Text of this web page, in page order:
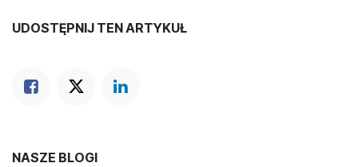
UDOSTĘPNIJ TEN ARTYKUŁ
NASZE BLOGI